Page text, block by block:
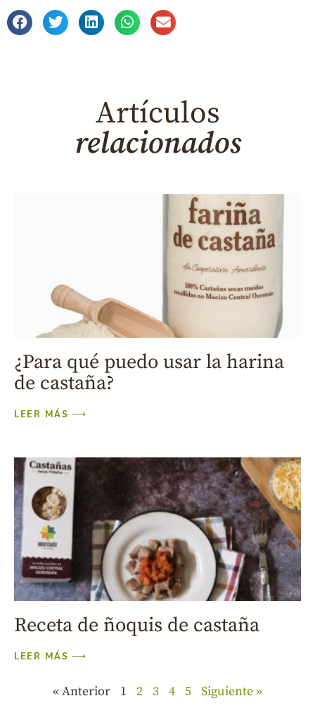
Artículos
relacionados
¿Para qué puedo usar la harina
de castaña?
LEER MÁS ⟶
Receta de ñoquis de castaña
LEER MÁS ⟶
« Anterior 1 2 3 4 5 Siguiente »